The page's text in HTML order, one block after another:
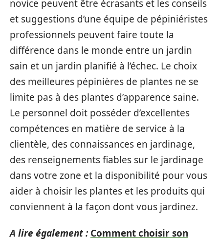
novice peuvent être écrasants et les conseils
et suggestions d’une équipe de pépiniéristes
professionnels peuvent faire toute la
différence dans le monde entre un jardin
sain et un jardin planifié à l’échec. Le choix
des meilleures pépinières de plantes ne se
limite pas à des plantes d’apparence saine.
Le personnel doit posséder d’excellentes
compétences en matière de service à la
clientèle, des connaissances en jardinage,
des renseignements fiables sur le jardinage
dans votre zone et la disponibilité pour vous
aider à choisir les plantes et les produits qui
conviennent à la façon dont vous jardinez.
A lire également : Comment choisir son